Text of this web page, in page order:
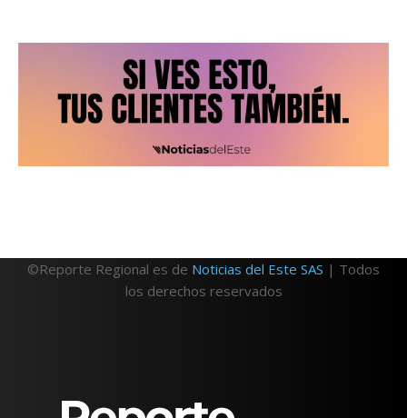
©Reporte Regional es de Noticias del Este SAS | Todos
los derechos reservados